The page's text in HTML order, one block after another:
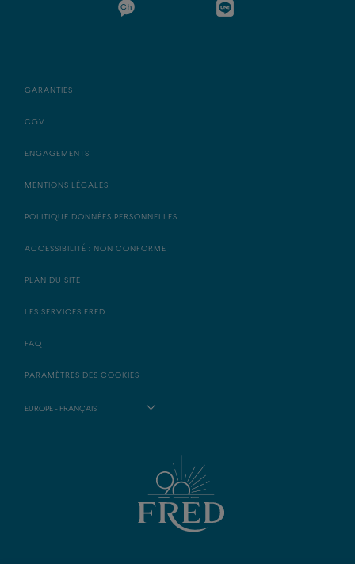
GARANTIES
CGV
ENGAGEMENTS
MENTIONS LÉGALES
POLITIQUE DONNÉES PERSONNELLES
ACCESSIBILITÉ : NON CONFORME
PLAN DU SITE
LES SERVICES FRED
FAQ
PARAMÈTRES DES COOKIES
EUROPE - FRANÇAIS